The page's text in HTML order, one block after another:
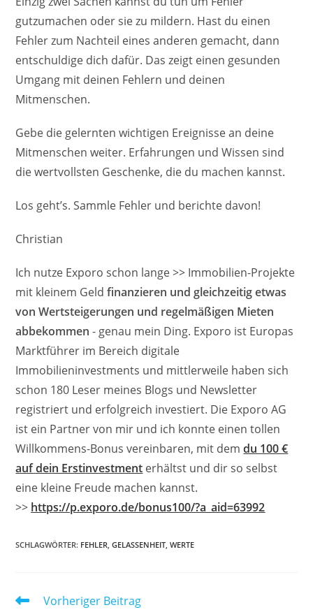
gutzumachen oder sie zu mildern. Hast du einen
Fehler zum Nachteil eines anderen gemacht, dann
entschuldige dich dafür. Das zeigt einen gesunden
Umgang mit deinen Fehlern und deinen
Mitmenschen.
Gebe die gelernten wichtigen Ereignisse an deine
Mitmenschen weiter. Erfahrungen und Wissen sind
die wertvollsten Geschenke, die du machen kannst.
Los geht’s. Sammle Fehler und berichte davon!
Christian
Ich nutze Exporo schon lange >> Immobilien-Projekte
mit kleinem Geldfinanzieren und gleichzeitig etwas
von Wertsteigerungen und regelmäßigen Mieten
abbekommen - genau mein Ding. Exporo ist Europas
Marktführer im Bereich digitale
Immobilieninvestments und mittlerweile haben sich
schon 180 Leser meines Blogs und Newsletter
registriert und erfolgreich investiert. Die Exporo AG
ist ein Partner von mir und ich konnte einen tollen
Willkommens-Bonus vereinbaren, mit demdu 100 €
auf dein Erstinvestment erhältst und dir so selbst
eine kleine Freude machen kannst.
>> https://p.exporo.de/bonus100/?a_aid=63992
SCHLAGWÖRTER: FEHLER GELASSENHEIT WERTE
WeitereVorheriger Beitrag